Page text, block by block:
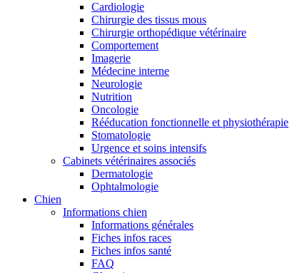
Cardiologie
Chirurgie des tissus mous
Chirurgie orthopédique vétérinaire
Comportement
Imagerie
Médecine interne
Neurologie
Nutrition
Oncologie
Rééducation fonctionnelle et physiothérapie
Stomatologie
Urgence et soins intensifs
Cabinets vétérinaires associés
Dermatologie
Ophtalmologie
Chien
Informations chien
Informations générales
Fiches infos races
Fiches infos santé
FAQ